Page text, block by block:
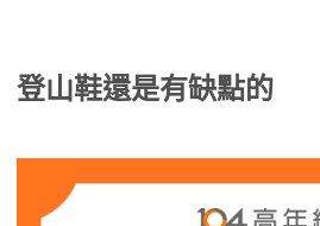
登山鞋還是有缺點的